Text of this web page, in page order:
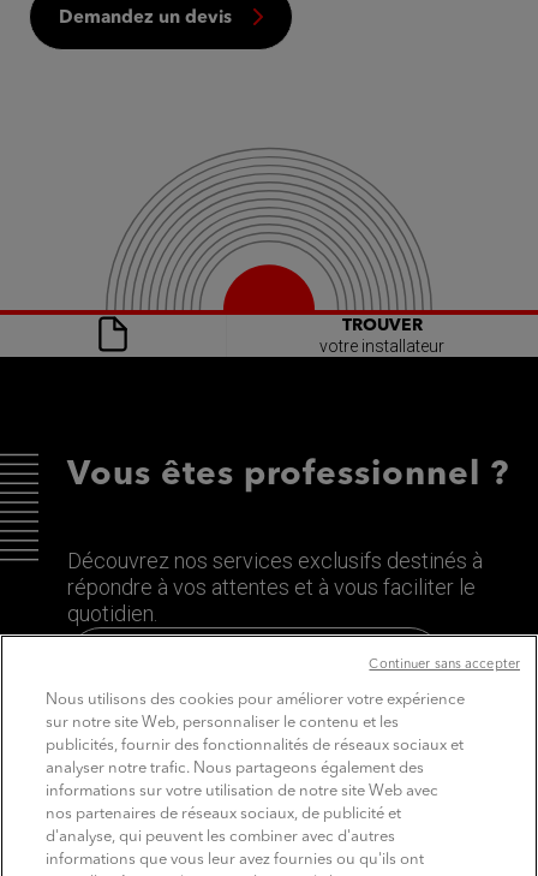
Demandez un devis
TROUVER
votre installateur
Vous êtes professionnel ?
Découvrez nos services exclusifs destinés à
répondre à vos attentes et à vous faciliter le
quotidien.
Découvrez le site dédié aux Pros
Nous utilisons des cookies pour améliorer votre expérience
sur notre site Web, personnaliser le contenu et les
publicités, fournir des fonctionnalités de réseaux sociaux et
analyser notre trafic. Nous partageons également des
informations sur votre utilisation de notre site Web avec
nos partenaires de réseaux sociaux, de publicité et
d'analyse, qui peuvent les combiner avec d'autres
informations que vous leur avez fournies ou qu'ils ont
Continuer sans accepter